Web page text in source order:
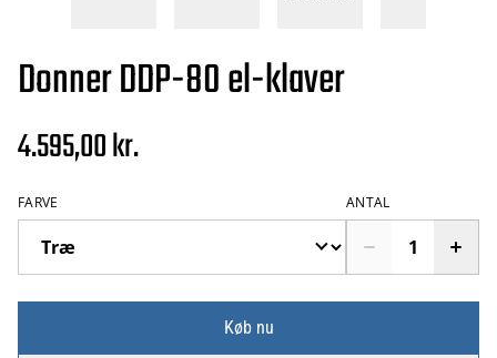
Donner DDP-80 el-klaver
4.595,00 kr.
FARVE ANTAL
Køb nu